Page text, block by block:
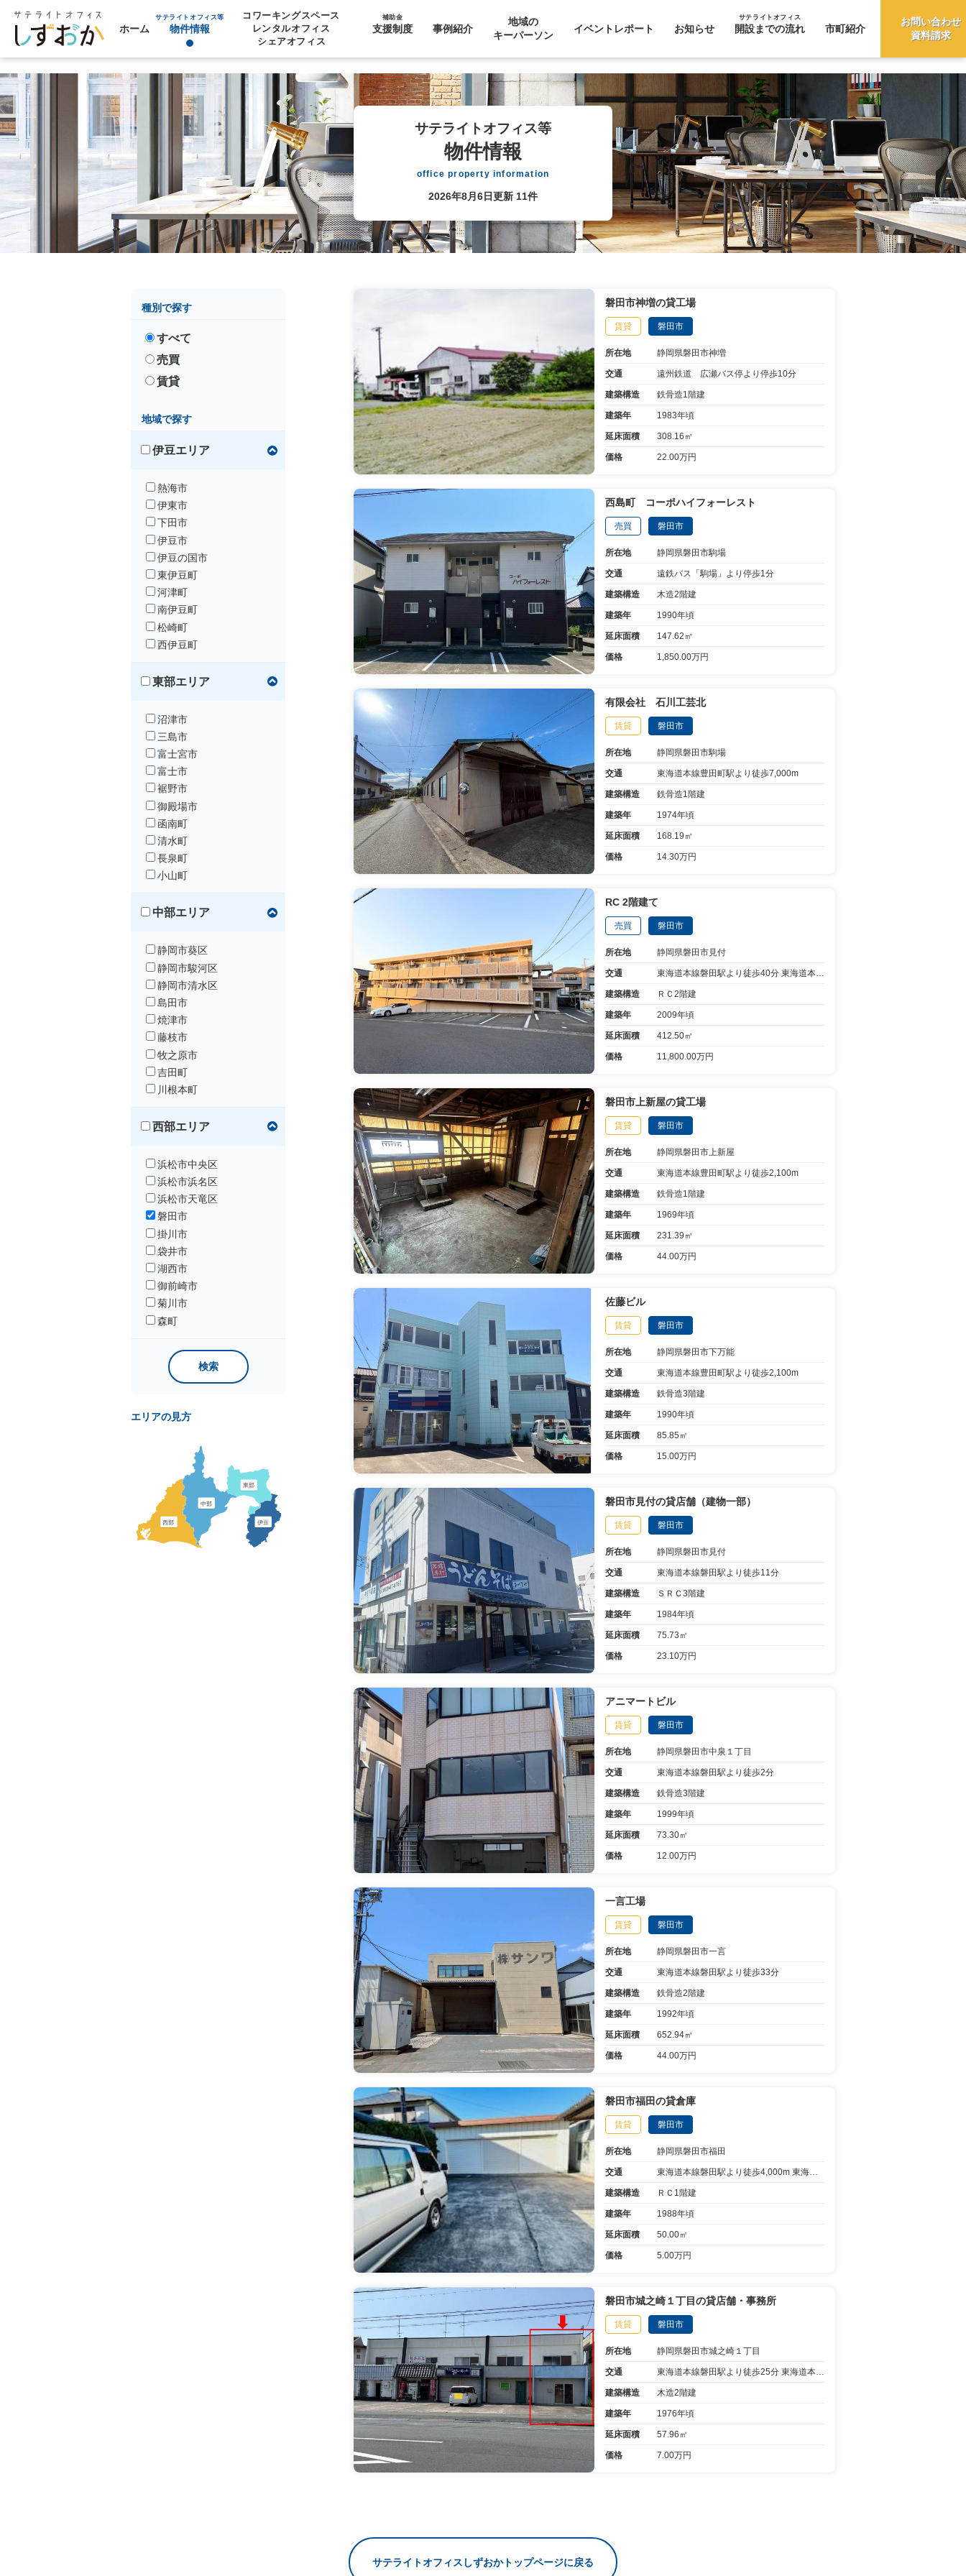
ホーム
サテライトオフィス等
物件情報
コワーキングスペース
レンタルオフィス
シェアオフィス
補助金
⽀援制度 事例紹介
地域の
キーパーソン
イベントレポート お知らせ
サテライトオフィス
開設までの流れ 市町紹介
お問い合わせ
資料請求
サテライトオフィス等
物件情報
office property information
2026年8月6日更新 11件
種別で探す
すべて
売買
賃貸
地域で探す
伊豆エリア
熱海市
伊東市
下田市
伊豆市
伊豆の国市
東伊豆町
河津町
南伊豆町
松崎町
西伊豆町
東部エリア
沼津市
三島市
富士宮市
富士市
裾野市
御殿場市
函南町
清水町
長泉町
小山町
中部エリア
静岡市葵区
静岡市駿河区
静岡市清水区
島田市
焼津市
藤枝市
牧之原市
吉田町
川根本町
西部エリア
浜松市中央区
浜松市浜名区
浜松市天竜区
磐田市
掛川市
袋井市
湖西市
御前崎市
菊川市
森町
検索
エリアの見方
磐田市神増の貸工場
賃貸 磐田市
所在地 静岡県磐田市神増
交通 遠州鉄道 広瀬バス停より停歩10分
建築構造 鉄骨造1階建
建築年 1983年頃
延床面積 308.16㎡
価格 22.00万円
西島町 コーポハイフォーレスト
売買 磐田市
所在地 静岡県磐田市駒場
交通 遠鉄バス「駒場」より停歩1分
建築構造 木造2階建
建築年 1990年頃
延床面積 147.62㎡
価格 1,850.00万円
有限会社 石川工芸北
賃貸 磐田市
所在地 静岡県磐田市駒場
交通 東海道本線豊田町駅より徒歩7,000m
建築構造 鉄骨造1階建
建築年 1974年頃
延床面積 168.19㎡
価格 14.30万円
RC 2階建て
売買 磐田市
所在地 静岡県磐田市見付
交通 東海道本線磐田駅より徒歩40分 東海道本線磐田駅から18分乗車二番町上より停歩12分
建築構造 ＲＣ2階建
建築年 2009年頃
延床面積 412.50㎡
価格 11,800.00万円
磐田市上新屋の貸工場
賃貸 磐田市
所在地 静岡県磐田市上新屋
交通 東海道本線豊田町駅より徒歩2,100m
建築構造 鉄骨造1階建
建築年 1969年頃
延床面積 231.39㎡
価格 44.00万円
佐藤ビル
賃貸 磐田市
所在地 静岡県磐田市下万能
交通 東海道本線豊田町駅より徒歩2,100m
建築構造 鉄骨造3階建
建築年 1990年頃
延床面積 85.85㎡
価格 15.00万円
磐田市見付の貸店舗（建物一部）
賃貸 磐田市
所在地 静岡県磐田市見付
交通 東海道本線磐田駅より徒歩11分
建築構造 ＳＲＣ3階建
建築年 1984年頃
延床面積 75.73㎡
価格 23.10万円
アニマートビル
賃貸 磐田市
所在地 静岡県磐田市中泉１丁目
交通 東海道本線磐田駅より徒歩2分
建築構造 鉄骨造3階建
建築年 1999年頃
延床面積 73.30㎡
価格 12.00万円
一言工場
賃貸 磐田市
所在地 静岡県磐田市一言
交通 東海道本線磐田駅より徒歩33分
建築構造 鉄骨造2階建
建築年 1992年頃
延床面積 652.94㎡
価格 44.00万円
磐田市福田の貸倉庫
賃貸 磐田市
所在地 静岡県磐田市福田
交通 東海道本線磐田駅より徒歩4,000m 東海道本線磐田駅から15分乗車遠鉄バス福田より停歩3分
建築構造 ＲＣ1階建
建築年 1988年頃
延床面積 50.00㎡
価格 5.00万円
磐田市城之崎１丁目の貸店舗・事務所
賃貸 磐田市
所在地 静岡県磐田市城之崎１丁目
交通 東海道本線磐田駅より徒歩25分 東海道本線磐田駅から7分乗車遠鉄バス「城之崎」より停歩1分
建築構造 木造2階建
建築年 1976年頃
延床面積 57.96㎡
価格 7.00万円
サテライトオフィスしずおかトップページに戻る